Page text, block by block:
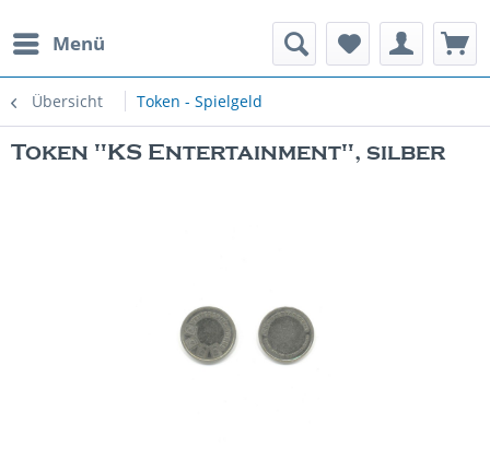
Menü
Übersicht Token - Spielgeld
Spielautomaten
Token "KS Entertainment", silber